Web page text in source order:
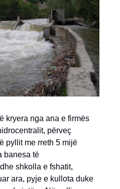
kryera nga ana e firmës
përveç
pyllit me rreth 5 mijë
banesa të
shkolla e fshatit,
ara, pyje e kullota duke